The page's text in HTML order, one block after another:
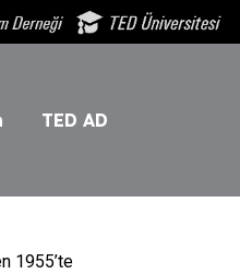
TED AD
1955’te